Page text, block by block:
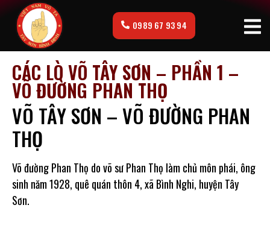
0989 67 93 94
CÁC LÒ VÕ TÂY SƠN – PHẦN 1 –
VÕ ĐƯỜNG PHAN THỌ
VÕ TÂY SƠN – VÕ ĐƯỜNG PHAN
THỌ
Võ đường Phan Thọ do võ sư Phan Thọ làm chủ môn phái, ông
sinh năm 1928, quê quán thôn 4, xã Bình Nghi, huyện Tây
Sơn.